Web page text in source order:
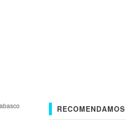
RECOMENDAMOS